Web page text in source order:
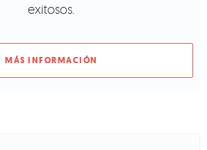
exitosos.
MÁS INFORMACIÓN